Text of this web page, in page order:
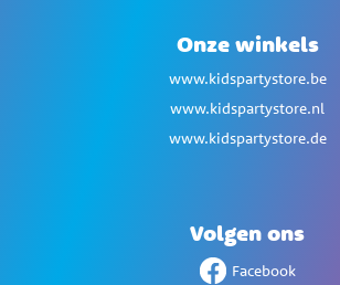
Onze winkels
www.kidspartystore.be
www.kidspartystore.nl
www.kidspartystore.de
Volgen ons
Facebook